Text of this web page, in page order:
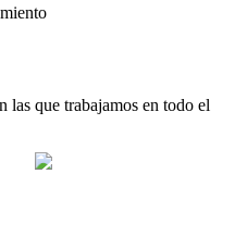
las que trabajamos en todo el